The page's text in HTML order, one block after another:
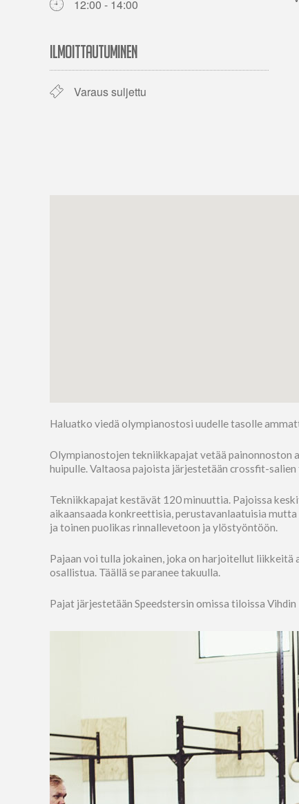
12:00 - 14:00
ILMOITTAUTUMINEN
Varaus suljettu
Haluatko viedä olympianostosi uudelle tasolle
Olympianostojen tekniikkapajat vetää painonnoston
huipulle. Valtaosa pajoista järjestetään crossfit-
Tekniikkapajat kestävät 120 minuuttia. Pajoissa
aikaansaada konkreettisia, perustavanlaatuisia
ja toinen puolikas rinnallevetoon ja ylöstyöntöön.
Pajaan voi tulla jokainen, joka on harjoitellut liikkeitä
osallistua. Täällä se paranee takuulla.
Pajat järjestetään Speedstersin omissa tiloissa